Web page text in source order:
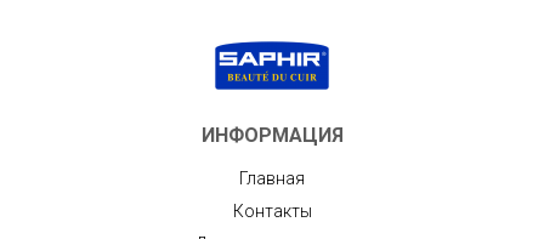
ИНФОРМАЦИЯ
Главная
Контакты